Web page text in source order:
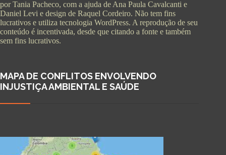
por Tania Pacheco, com a ajuda de Ana Paula Cavalcanti e
Daniel Levi e design de Raquel Cordeiro. Não tem fins
lucrativos e utiliza tecnologia WordPress. A reprodução de seu
conteúdo é incentivada, desde que citando a fonte e também
sem fins lucrativos.
MAPA DE CONFLITOS ENVOLVENDO
INJUSTIÇA AMBIENTAL E SAÚDE